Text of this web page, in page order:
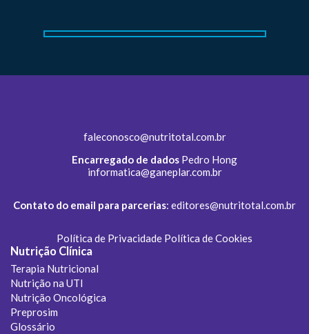
faleconosco@nutritotal.com.br
Encarregado de dados Pedro Hong
informatica@ganeplar.com.br
Contato do email para parcerias: editores@nutritotal.com.br
Política de Privacidade Política de Cookies
Nutrição Clínica
Terapia Nutricional
Nutrição na UTI
Nutrição Oncológica
Preprosim
Glossário